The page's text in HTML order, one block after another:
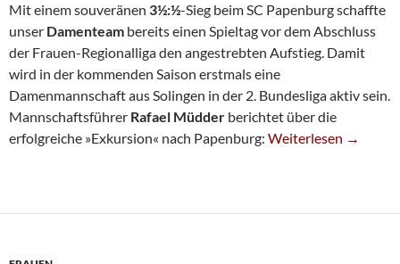
Mit einem souveränen 3½:½-Sieg beim SC Papenburg schaffte
unser Damenteam bereits einen Spieltag vor dem Abschluss
der Frauen-Regionalliga den angestrebten Aufstieg. Damit
wird in der kommenden Saison erstmals eine
Damenmannschaft aus Solingen in der 2. Bundesliga aktiv sein.
Mannschaftsführer Rafael Müdder berichtet über die
erfolgreiche »Exkursion« nach Papenburg: Damenteam Schafft
Weiterlesen →